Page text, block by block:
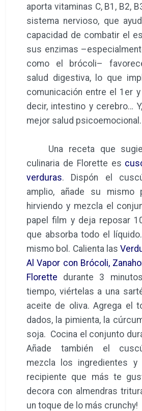
aporta vitaminas C, B1, B2,
sistema nervioso, que
capacidad de combatir el
sus enzimas
como el brócoli–
salud digestiva, lo que
comunicación entre el 1er
decir, intestino y cerebro…
mejor salud psicoemocional.
Una receta que
culinaria de Florette es
verduras. Dispón el
amplio, añade su mismo
hirviendo y mezcla el
papel film y deja reposar
que absorba todo el
mismo bol. Calienta las
Al Vapor con Brócoli,
Florette durante 3
tiempo, viértelas a una
aceite de oliva. Agrega el
dados, la pimienta, la
soja. Cocina el conjunto
Añade también el
mezcla los ingredientes y
recipiente que más te
decora con almendras
un toque de lo más crunchy!